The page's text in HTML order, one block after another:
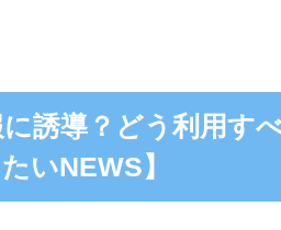
誘導？どう利用す
いNEWS】